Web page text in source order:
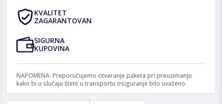
KVALITET
ZAGARANTOVAN
SIGURNA
KUPOVINA
NAPOMENA: Preporučujemo otvaranje paketa pri preuzimanju
kako bi u slučaju štete u transportu osiguranje bilo uvaženo.